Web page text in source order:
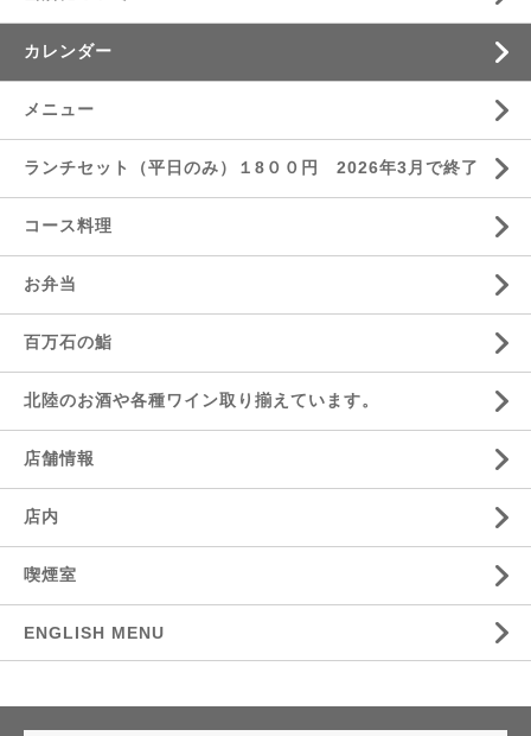
カレンダー
メニュー
ランチセット（平日のみ）１8００円 2026年3月で終了
コース料理
お弁当
百万石の鮨
北陸のお酒や各種ワイン取り揃えています。
店舗情報
店内
喫煙室
ENGLISH MENU